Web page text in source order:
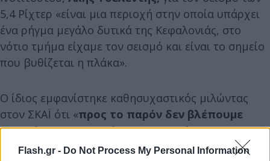
Flash.gr - Do Not Process My Personal Information
5,4 Ρίχτερ «είναι μια περιοχή στην οποία υπάρχει
ένα ρήγμα μεγάλο δυτικά της Κεφαλονιάς, στο
νότιο τμήμα είχαμε τον σεισμό και είναι το σημείο
που βυθίζεται η πλάκα».
Ο ίδιος εμφανίστηκε καθησυχαστικός μιλώντας
στον ΣΚΑΪ ότι «προς το παρόν δεν βλέπουμε
μετανάστευση επικέντρων στο ρήγμα του
Ληξουρίου » εκτιμώντας ότι «το φαινόμενο θα